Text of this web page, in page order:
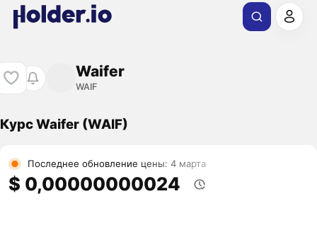
Waifer
WAIF
Курс Waifer (WAIF)
Последнее обновление цены: 4 марта
$ 0,00000000024